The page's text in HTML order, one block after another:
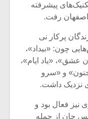
تکمیل تکنیک‌های پیشرفته
اصفهان رفت.
پرکار نی
چون: «بیداد»،
عشق»، «یاد ایام»،
و «سرو
نزدیک داشت.
نیز فعال بود و
جان از جمله
برگزار